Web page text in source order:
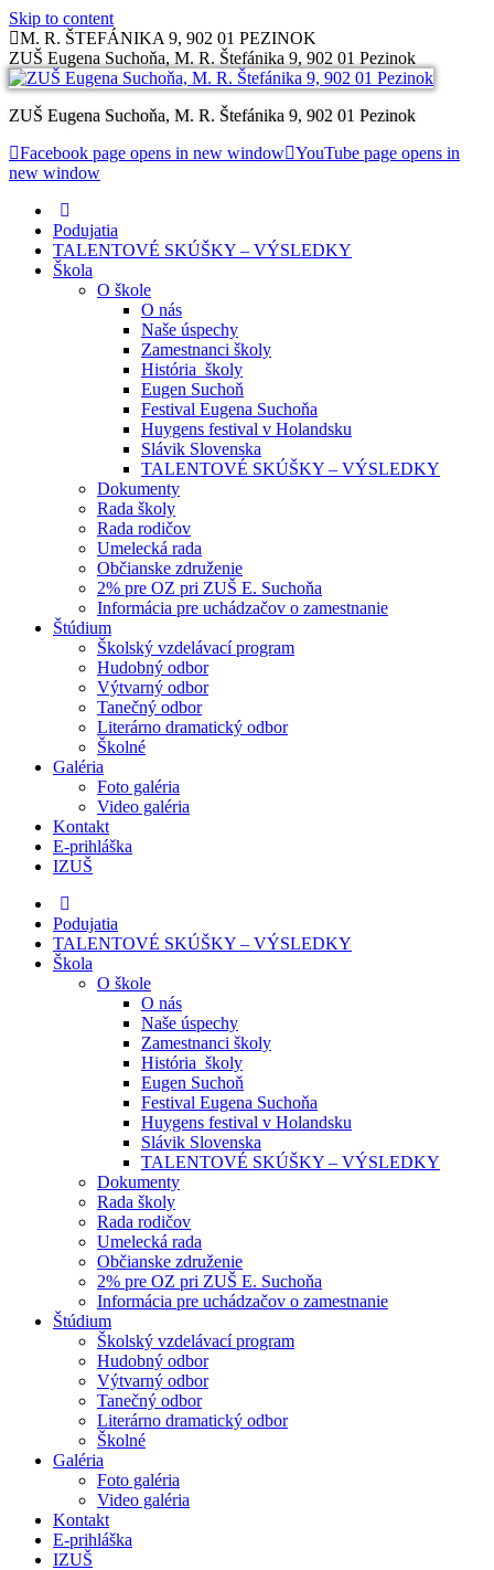
Skip to content
M. R. ŠTEFÁNIKA 9, 902 01 PEZINOK
ZUŠ Eugena Suchoňa, M. R. Štefánika 9, 902 01 Pezinok
ZUŠ Eugena Suchoňa, M. R. Štefánika 9, 902 01 Pezinok
Facebook page opens in new window YouTube page opens in
new window
Podujatia
TALENTOVÉ SKÚŠKY – VÝSLEDKY
Škola
O škole
O nás
Naše úspechy
Zamestnanci školy
História školy
Eugen Suchoň
Festival Eugena Suchoňa
Huygens festival v Holandsku
Slávik Slovenska
TALENTOVÉ SKÚŠKY – VÝSLEDKY
Dokumenty
Rada školy
Rada rodičov
Umelecká rada
Občianske združenie
2% pre OZ pri ZUŠ E. Suchoňa
Informácia pre uchádzačov o zamestnanie
Štúdium
Školský vzdelávací program
Hudobný odbor
Výtvarný odbor
Tanečný odbor
Literárno dramatický odbor
Školné
Galéria
Foto galéria
Video galéria
Kontakt
E-prihláška
IZUŠ
Podujatia
TALENTOVÉ SKÚŠKY – VÝSLEDKY
Škola
O škole
O nás
Naše úspechy
Zamestnanci školy
História školy
Eugen Suchoň
Festival Eugena Suchoňa
Huygens festival v Holandsku
Slávik Slovenska
TALENTOVÉ SKÚŠKY – VÝSLEDKY
Dokumenty
Rada školy
Rada rodičov
Umelecká rada
Občianske združenie
2% pre OZ pri ZUŠ E. Suchoňa
Informácia pre uchádzačov o zamestnanie
Štúdium
Školský vzdelávací program
Hudobný odbor
Výtvarný odbor
Tanečný odbor
Literárno dramatický odbor
Školné
Galéria
Foto galéria
Video galéria
Kontakt
E-prihláška
IZUŠ